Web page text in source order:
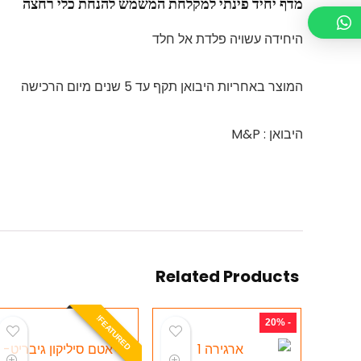
היחידה עשויה פלדת אל חלד
המוצר באחריות היבואן תקף עד 5 שנים מיום הרכישה
היבואן : M&P
Related Products
- 20%
F
E
A
T
U
R
E
D
!